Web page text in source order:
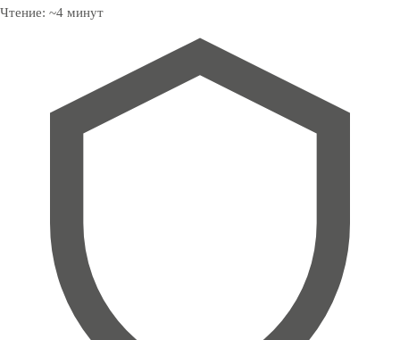
Чтение: ~4 минут